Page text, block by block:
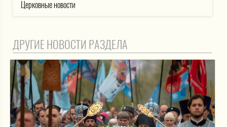
Церковные новости
ДРУГИЕ НОВОСТИ РАЗДЕЛА